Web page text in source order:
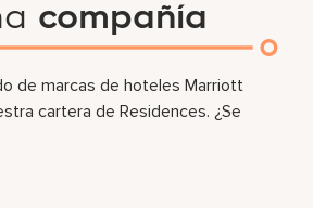
compañía
de marcas de hoteles Marriott
cartera de Residences. ¿Se